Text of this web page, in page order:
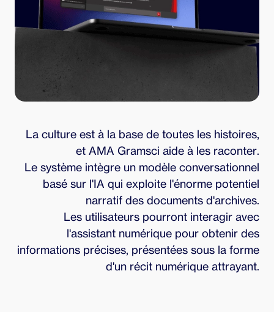
La culture est à la base de toutes les histoires,
et AMA Gramsci aide à les raconter.
Le système intègre un modèle conversationnel
basé sur l'IA qui exploite l'énorme potentiel
narratif des documents d'archives.
Les utilisateurs pourront interagir avec
l'assistant numérique pour obtenir des
informations précises, présentées sous la forme
d'un récit numérique attrayant.